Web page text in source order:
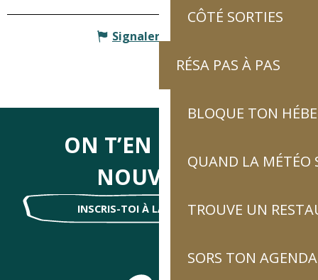
CÔTÉ SORTIES
RÉSA PAS À PAS
BLOQUE TON
QUAND LA MÉTÉO
TROUVE UN
SORS TON AGENDA
Signaler une erreur
ON T’EN DIRA DES
NOUVELLES
INSCRIS-TOI À LA NEWSLETTER !